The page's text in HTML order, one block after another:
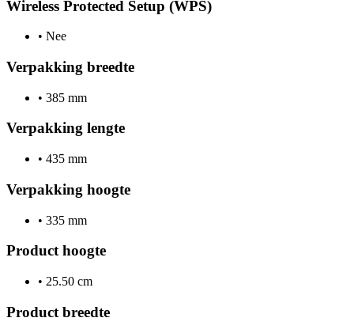
Wireless Protected Setup (WPS)
• Nee
Verpakking breedte
• 385 mm
Verpakking lengte
• 435 mm
Verpakking hoogte
• 335 mm
Product hoogte
• 25.50 cm
Product breedte